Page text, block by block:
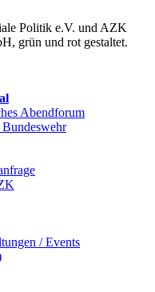
Abendforum
/ Events